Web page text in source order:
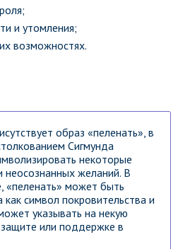
и утомления;
возможностях.
образ «пеленать», в
Сигмунда
некоторые
неосознанных желаний. В
«пеленать» может быть
как символ покровительства и
указывать на некую
или поддержке в